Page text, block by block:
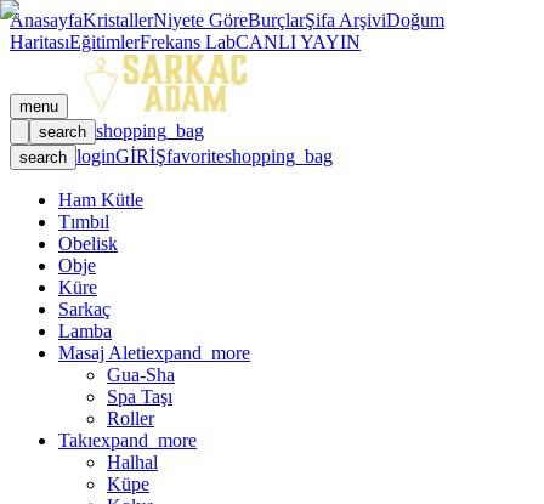
AnasayfaKristallerNiyete GöreBurçlarŞifa ArşiviDoğum
HaritasıEğitimlerFrekans LabCANLI YAYIN
menu
search shopping_bag
search loginGİRİŞfavoriteshopping_bag
Ham Kütle
Tımbıl
Obelisk
Obje
Küre
Sarkaç
Lamba
Masaj Aletiexpand_more
Gua-Sha
Spa Taşı
Roller
Takıexpand_more
Halhal
Küpe